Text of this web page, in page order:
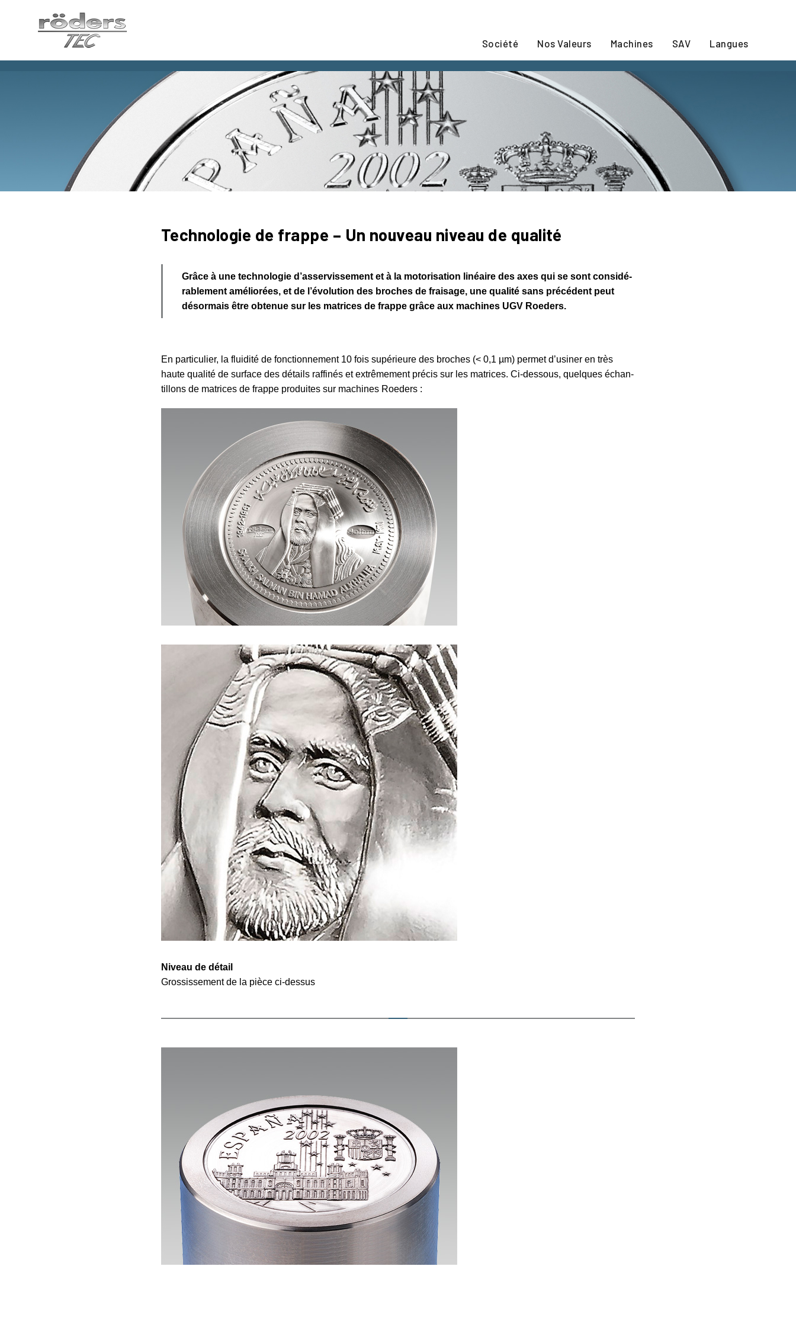
Roeders
Société Nos Valeurs Machines SAV Langues
Technologie de frappe – Un nouveau niveau de qualité
Grâce à une techno­logie d’asser­vis­sement et à la motori­sation linéaire des axes qui se sont consi­dé­
ra­blement améliorées, et de l’évolution des broches de fraisage, une qualité sans précédent peut
désormaisêtre obtenue sur les matrices de frappe grâce aux machines UGV Roeders.
En parti­culier, la fluidité de fonction­nement 10 fois supérieure des broches (< 0,1 µm) permet d’usiner en très
haute qualité de surface des détails raffinés et extrê­mement précis sur les matrices. Ci-dessous, quelques échan­
tillons de matrices de frappe produites sur machines Roeders :
Niveau de détail
Grossis­sement de la pièce ci-dessus